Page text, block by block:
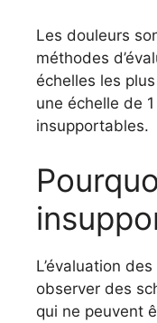
Les douleurs
méthodes
échelles les
une échelle de
insupportables.
L’évaluation
observer des
qui ne peuvent